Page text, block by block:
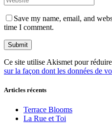
Save my name, email, and
time I comment.
Ce site utilise Akismet pour
sur la façon dont les données de
Articles récents
Terrace Blooms
La Rue et Toi